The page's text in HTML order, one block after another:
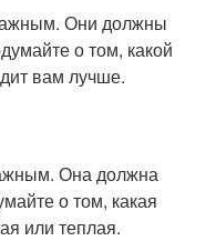
Они должны
о том, какой
вам лучше.
Она должна
о том, какая
или теплая.